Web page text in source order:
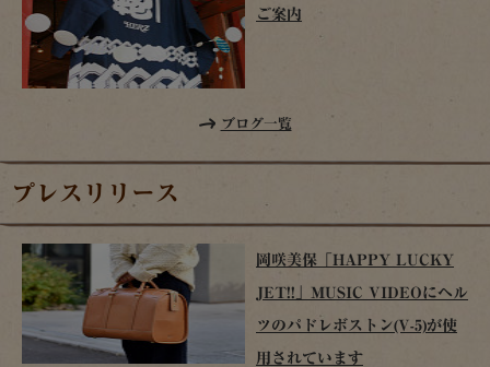
ご案内
ブログ一覧
プレスリリース
岡咲美保「HAPPY LUCKY
JET!!」MUSIC VIDEOにヘル
ツのパドレボストン(V-5)が使
用されています